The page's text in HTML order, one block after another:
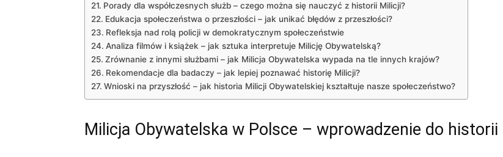
Porady dla współczesnych‌ służb – czego można się nauczyć z historii Milicji?
Edukacja społeczeństwa o przeszłości – jak ​unikać błędów z‌ przeszłości?
Refleksja nad⁤ rolą policji w demokratycznym społeczeństwie
Analiza filmów i książek – ⁢jak​ sztuka ⁣interpretuje Milicję Obywatelską?
Zrównanie z ‌innymi służbami – jak ⁣Milicja ⁤Obywatelska wypada na⁣ tle innych krajów?
Rekomendacje dla​ badaczy – jak lepiej poznawać historię Milicji?
Wnioski ‌na ‌przyszłość ⁣– jak historia Milicji ‌Obywatelskiej kształtuje nasze społeczeństwo?
Milicja Obywatelska w Polsce ​–⁤ wprowadzenie ​do historii